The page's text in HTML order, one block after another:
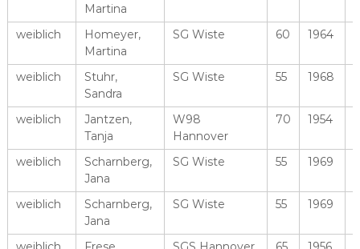
Martina
weiblich
Homeyer,
Martina
SG Wiste 60 1964
weiblich
Stuhr,
Sandra
SG Wiste 55 1968
weiblich
Jantzen,
Tanja
W98
Hannover
70 1954
weiblich
Scharnberg,
Jana
SG Wiste 55 1969
weiblich
Scharnberg,
Jana
SG Wiste 55 1969